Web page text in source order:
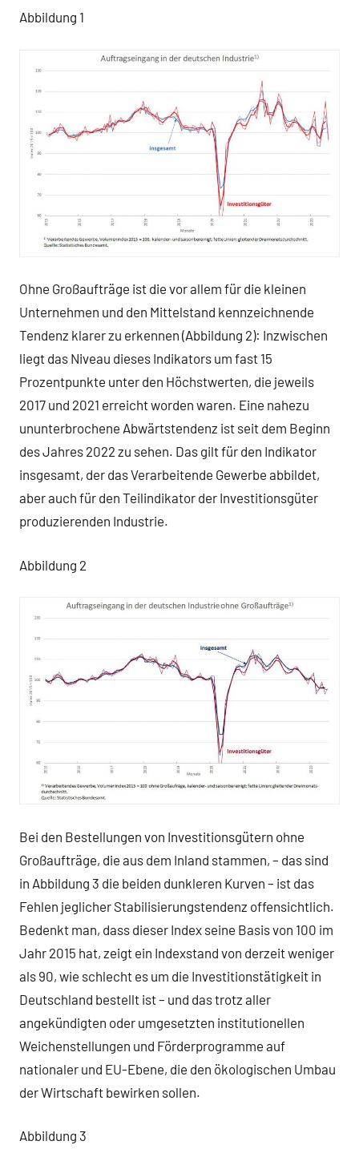
Abbildung 1
Ohne Großaufträge ist die vor allem für die kleinen
Unternehmen und den Mittelstand kennzeichnende
Tendenz klarer zu erkennen (Abbildung 2): Inzwischen
liegt das Niveau dieses Indikators um fast 15
Prozentpunkte unter den Höchstwerten, die jeweils
2017 und 2021 erreicht worden waren. Eine nahezu
ununterbrochene Abwärtstendenz ist seit dem Beginn
des Jahres 2022 zu sehen. Das gilt für den Indikator
insgesamt, der das Verarbeitende Gewerbe abbildet,
aber auch für den Teilindikator der Investitionsgüter
produzierenden Industrie.
Abbildung 2
Bei den Bestellungen von Investitionsgütern ohne
Großaufträge, die aus dem Inland stammen, – das sind
in Abbildung 3 die beiden dunkleren Kurven – ist das
Fehlen jeglicher Stabilisierungstendenz offensichtlich.
Bedenkt man, dass dieser Index seine Basis von 100 im
Jahr 2015 hat, zeigt ein Indexstand von derzeit weniger
als 90, wie schlecht es um die Investitionstätigkeit in
Deutschland bestellt ist – und das trotz aller
angekündigten oder umgesetzten institutionellen
Weichenstellungen und Förderprogramme auf
nationaler und EU-Ebene, die den ökologischen Umbau
der Wirtschaft bewirken sollen.
Abbildung 3